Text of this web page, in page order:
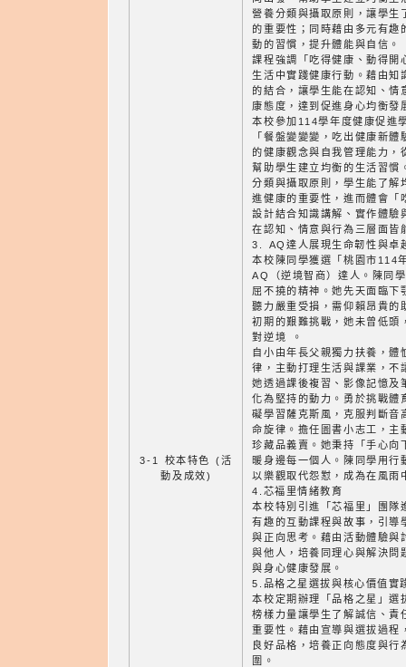
3-1 校本特色 (活
動及成效)
營養分類與攝取原則，讓學生
的重要性；同時藉由多元有趣
動的習慣，提升體能與自信。
課程強調「吃得健康、動得開
生活中實踐健康行動。藉由知
的結合，讓學生能在認知、情
康態度，達到促進身心均衡發
本校參加114學年度健康促進
「餐盤變變變，吃出健康新
的健康觀念與自我管理能力，
幫助學生建立均衡的生活習慣
分類與攝取原則，學生能了解
進健康的重要性，進而體會「
設計結合知識講解、實作體驗
在認知、情意與行為三層面皆
3. AQ達人展現生命韌性與卓
本校陳同學獲選「桃園市114
AQ（逆境智商）達人。陳同
屈不撓的精神。她先天面臨下
聽力嚴重受損，需仰賴昂貴的
初期的艱難挑戰，她未曾低頭
對逆境 。
自小由年長父親獨力扶養，體
律，主動打理生活與課業，不
她透過課後複習、影像記憶及
化為堅持的動力。勇於挑戰體
礙學習薩克斯風，克服判斷音
命旋律。擔任圖書小志工，主
珍藏品義賣。她秉持「手心向
暖身邊每一個人。陳同學用行
以樂觀取代怨懟，成為在風雨
4.芯福里情緒教育
本校特別引進「芯福里」團隊
有趣的互動課程與故事，引導
與正向思考。藉由活動體驗與
與他人，培養同理心與解決問
與身心健康發展。
5.品格之星選拔與核心價值實
本校定期辦理「品格之星」選
榜樣力量讓學生了解誠信、責
重要性。藉由宣導與選拔過程
良好品格，培養正向態度與
圍。